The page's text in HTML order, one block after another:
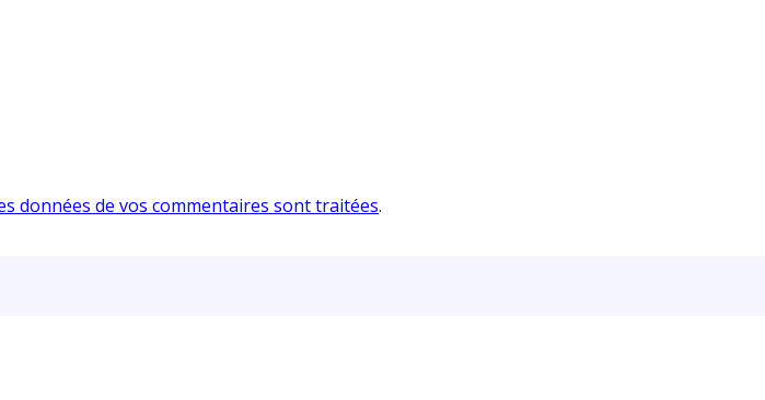
données de vos commentaires sont traitées.